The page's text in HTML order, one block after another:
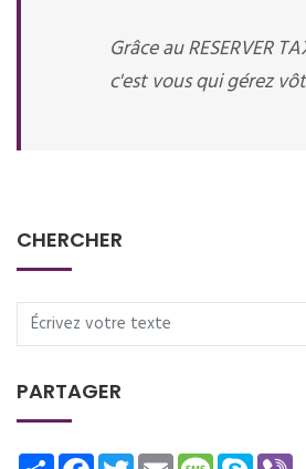
Grâce au RESERVER
c'est vous qui gérez
CHERCHER
PARTAGER
ShareFacebookTwitterEmailMessage
Skype